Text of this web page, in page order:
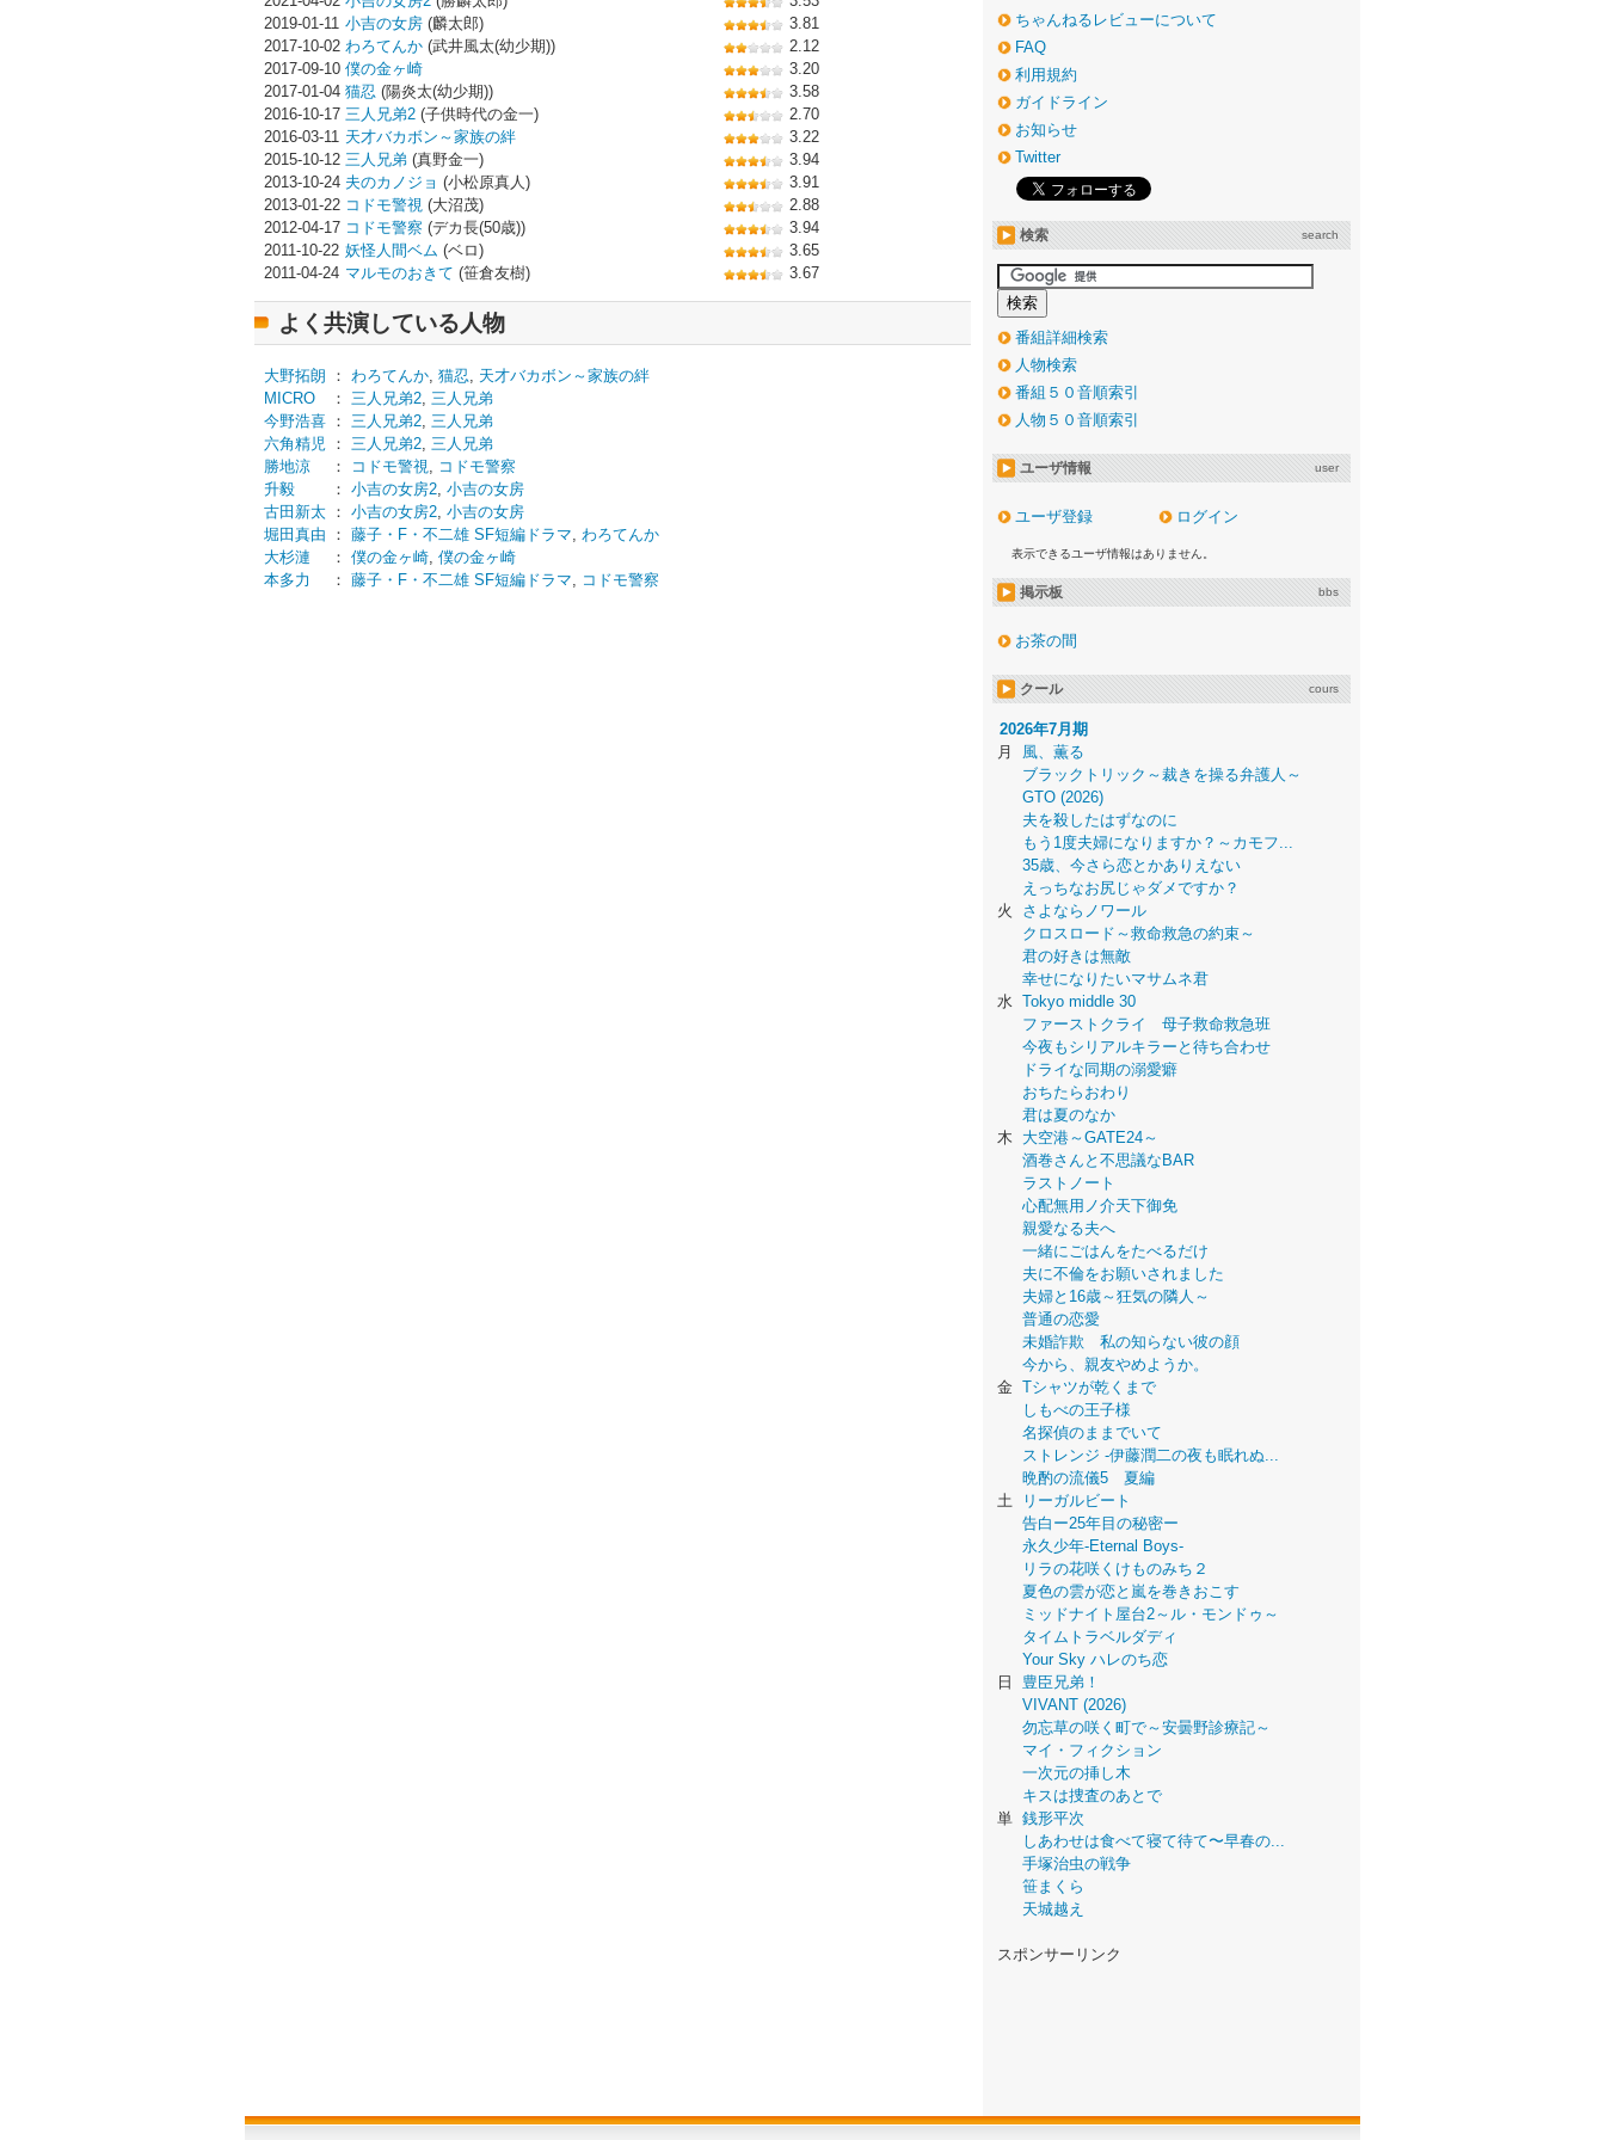
2019-01-11 小吉の女房 (麟太郎)
3.81
2017-10-02 わろてんか (武井風太(幼少期))
2.12
2017-09-10 僕の金ヶ崎
3.20
2017-01-04 猫忍 (陽炎太(幼少期))
3.58
2016-10-17 三人兄弟2 (子供時代の金一)
2.70
2016-03-11 天才バカボン～家族の絆
3.22
2015-10-12 三人兄弟 (真野金一)
3.94
2013-10-24 夫のカノジョ (小松原真人)
3.91
2013-01-22 コドモ警視 (大沼茂)
2.88
2012-04-17 コドモ警察 (デカ長(50歳))
3.94
2011-10-22 妖怪人間ベム (ベロ)
3.65
2011-04-24 マルモのおきて (笹倉友樹) 3.67
よく共演している人物
大野拓朗 ： わろてんか, 猫忍, 天才バカボン～家族の絆
MICRO
： 三人兄弟2, 三人兄弟
今野浩喜 ： 三人兄弟2, 三人兄弟
六角精児 ： 三人兄弟2, 三人兄弟
勝地涼
： コドモ警視, コドモ警察
升毅
： 小吉の女房2, 小吉の女房
古田新太 ： 小吉の女房2, 小吉の女房
堀田真由 ： 藤子・F・不二雄 SF短編ドラマ, わろてんか
大杉漣
： 僕の金ヶ崎, 僕の金ヶ崎
本多力
： 藤子・F・不二雄 SF短編ドラマ, コドモ警察
ちゃんねるレビューについて
FAQ
利用規約
ガイドライン
お知らせ
Twitter
検索 search
番組詳細検索
人物検索
番組５０音順索引
人物５０音順索引
ユーザ情報 user
ユーザ登録 ログイン
表示できるユーザ情報はありません。
掲示板 bbs
お茶の間
クール cours
2026年7月期
月
風、薫る
ブラックトリック～裁きを操る弁護人～
GTO (2026)
夫を殺したはずなのに
もう1度夫婦になりますか？～カモフ...
35歳、今さら恋とかありえない
えっちなお尻じゃダメですか？
火
さよならノワール
クロスロード～救命救急の約束～
君の好きは無敵
幸せになりたいマサムネ君
水 Tokyo middle 30
ファーストクライ 母子救命救急班
今夜もシリアルキラーと待ち合わせ
ドライな同期の溺愛癖
おちたらおわり
君は夏のなか
木
大空港～GATE24～
酒巻さんと不思議なBAR
ラストノート
心配無用ノ介天下御免
親愛なる夫へ
一緒にごはんをたべるだけ
夫に不倫をお願いされました
夫婦と16歳～狂気の隣人～
普通の恋愛
未婚詐欺 私の知らない彼の顔
今から、親友やめようか。
金 Tシャツが乾くまで
しもべの王子様
名探偵のままでいて
ストレンジ -伊藤潤二の夜も眠れぬ...
晩酌の流儀5 夏編
土
リーガルビート
告白ー25年目の秘密ー
永久少年-Eternal Boys-
リラの花咲くけものみち２
夏色の雲が恋と嵐を巻きおこす
ミッドナイト屋台2～ル・モンドゥ～
タイムトラベルダディ
Your Sky ハレのち恋
日
豊臣兄弟！
VIVANT (2026)
勿忘草の咲く町で～安曇野診療記～
マイ・フィクション
一次元の挿し木
キスは捜査のあとで
単 銭形平次
しあわせは食べて寝て待て〜早春の...
手塚治虫の戦争
笹まくら
天城越え
スポンサーリンク